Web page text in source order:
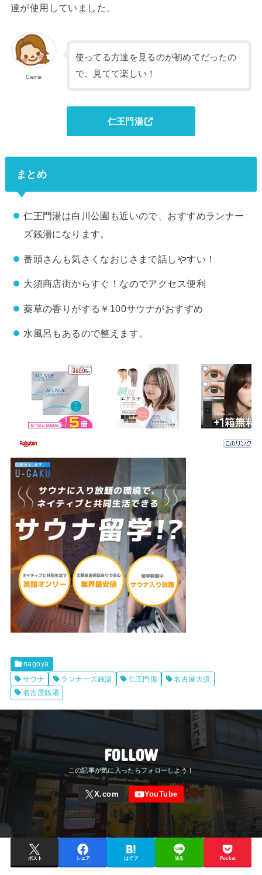
達が使用していました。
Carrie
使ってる方達を見るのが初めてだったの
で、見てて楽しい！
仁王門湯
まとめ
仁王門湯は白川公園も近いので、おすすめランナー
ズ銭湯になります。
番頭さんも気さくなおじさまで話しやすい！
大須商店街からすぐ！なのでアクセス便利
薬草の香りがする￥100サウナがおすすめ
水風呂もあるので整えます。
nagoya
サウナ
ランナーズ銭湯 仁王門湯
名古屋大須
名古屋銭湯
FOLLOW
ポスト シェア はてブ 送る Pocket